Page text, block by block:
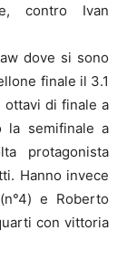
contro Ivan
dove si sono
finale il 3.1
ottavi di finale a
la semifinale a
protagonista
Hanno invece
e Roberto
con vittoria